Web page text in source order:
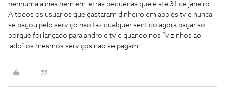
nenhuma alínea nem em letras pequenas que é ate 31 de janeiro.
A todos os usuários que gastaram dinheiro em apples tv e nunca
se pagou pelo serviço nao faz qualquer sentido agora pagar so
porque foi lançado para android tv e quando nos “vizinhos ao
lado” os mesmos serviços nao se pagam.